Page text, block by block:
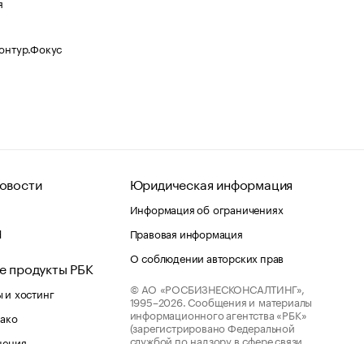
продукты РБК
хостинг
Юридическая информация
Информация об ограничениях
Правовая информация
О соблюдении авторских прав
© АО «РОСБИЗНЕСКОНСАЛТИНГ»,
1995–2026. Сообщения и материалы
информационного агентства «РБК»
(зарегистрировано Федеральной
службой по надзору в сфере связи,